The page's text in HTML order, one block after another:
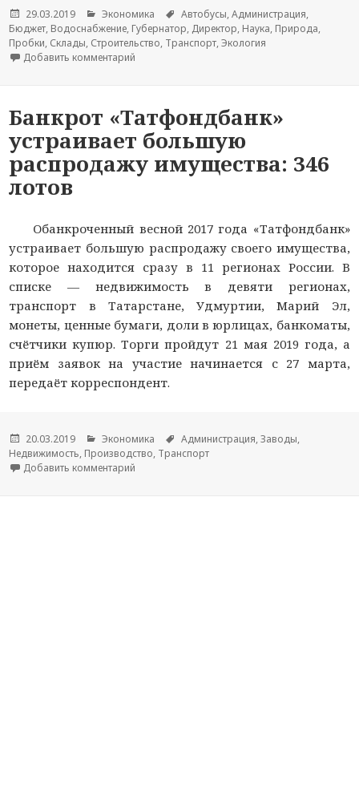
Опубликовано
29.03.2019 Рубрики
Экономика Метки
Автобусы,Администрация,
Бюджет, Водоснабжение, Губернатор, Директор, Наука, Природа,
Пробки, Склады, Строительство, Транспорт,Экология
Добавить комментарий
Банкрот «Татфондбанк»
устраивает большую
распродажу имущества: 346
лотов
Обанкроченный весной 2017 года «Татфондбанк»
устраивает большую распродажу своего имущества,
которое находится сразу в 11 регионах России. В
списке — недвижимость в девяти регионах,
транспорт в Татарстане, Удмуртии, Марий Эл,
монеты, ценные бумаги, доли в юрлицах, банкоматы,
счётчики купюр. Торги пройдут 21 мая 2019 года, а
приём заявок на участие начинается с 27 марта,
передаёт корреспондент.
Опубликовано
20.03.2019 Рубрики
Экономика Метки
Администрация,Заводы,
Недвижимость, Производство, Транспорт
Добавить комментарий